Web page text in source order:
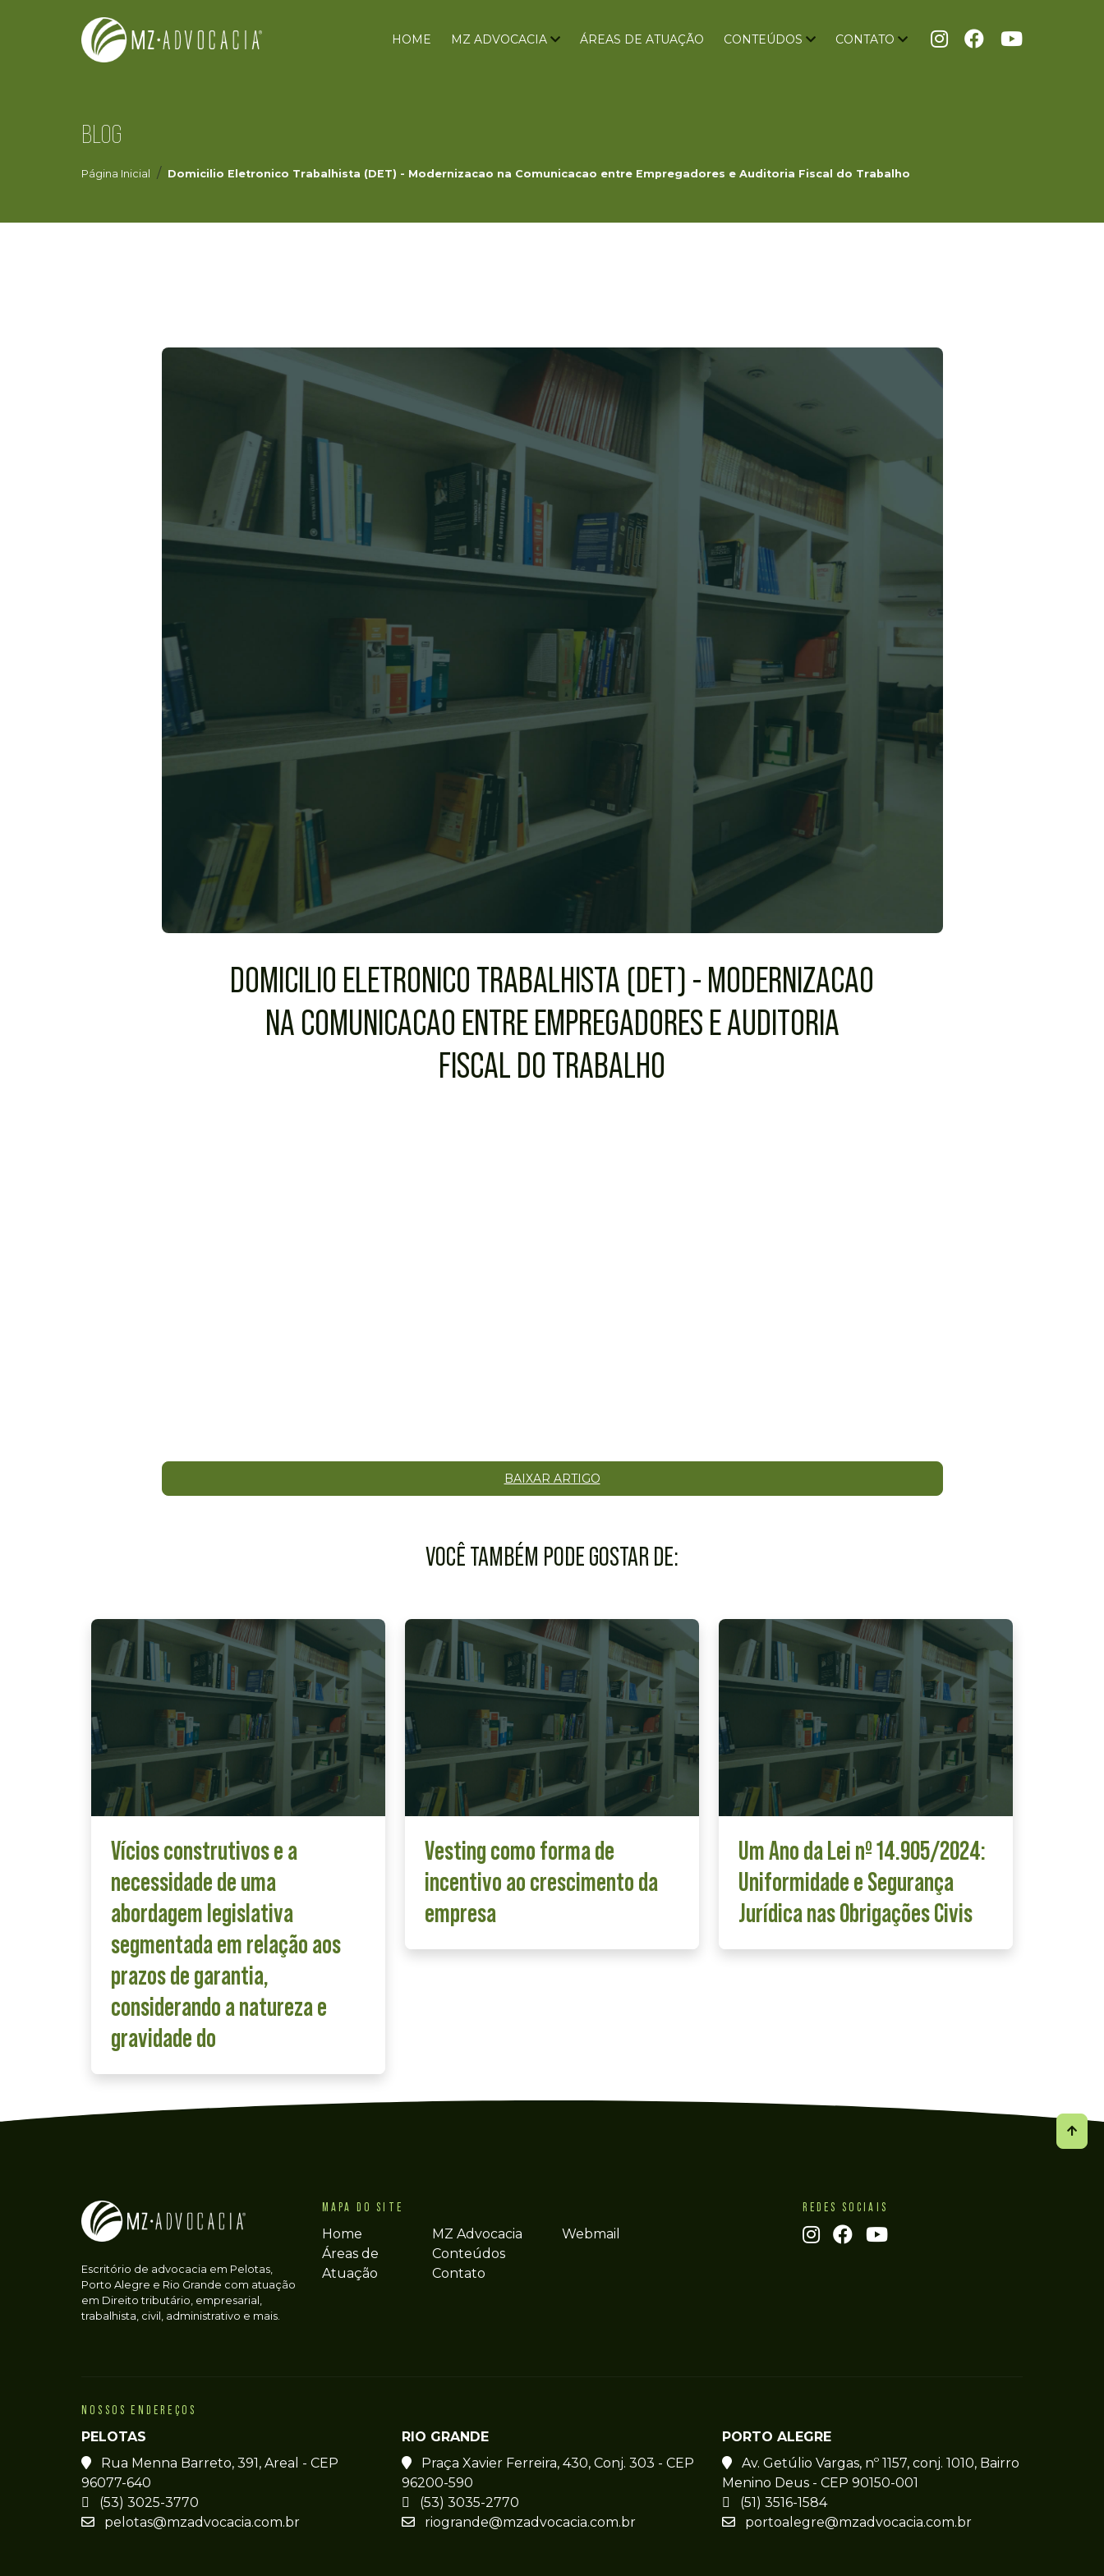
HOME MZ ADVOCACIA ÁREAS DE ATUAÇÃO CONTEÚDOS CONTATO
BLOG
Página Inicial Domicilio Eletronico Trabalhista (DET) - Modernizacao na Comunicacao entre Empregadores e Auditoria Fiscal do Trabalho
DOMICILIO ELETRONICO TRABALHISTA (DET) - MODERNIZACAO
NA COMUNICACAO ENTRE EMPREGADORES E AUDITORIA
FISCAL DO TRABALHO
BAIXAR ARTIGO
VOCÊ TAMBÉM PODE GOSTAR DE:
Vícios construtivos e a
necessidade de uma
abordagem legislativa
segmentada em relação aos
prazos de garantia,
considerando a natureza e
gravidade do
Vesting como forma de
incentivo ao crescimento da
empresa
Um Ano da Lei nº 14.905/2024:
Uniformidade e Segurança
Jurídica nas Obrigações Civis
Escritório de advocacia em Pelotas,
Porto Alegre e Rio Grande com atuação
em Direito tributário, empresarial,
trabalhista, civil, administrativo e mais.
MAPA DO SITE
Home
MZ Advocacia
Áreas de
Atuação
Conteúdos
Contato
Webmail
REDES SOCIAIS
NOSSOS ENDEREÇOS
PELOTAS
Rua Menna Barreto, 391, Areal - CEP
96077-640
(53) 3025-3770
pelotas@mzadvocacia.com.br
RIO GRANDE
Praça Xavier Ferreira, 430, Conj. 303 - CEP
96200-590
(53) 3035-2770
riogrande@mzadvocacia.com.br
PORTO ALEGRE
Av. Getúlio Vargas, nº 1157, conj. 1010, Bairro
Menino Deus - CEP 90150-001
(51) 3516-1584
portoalegre@mzadvocacia.com.br